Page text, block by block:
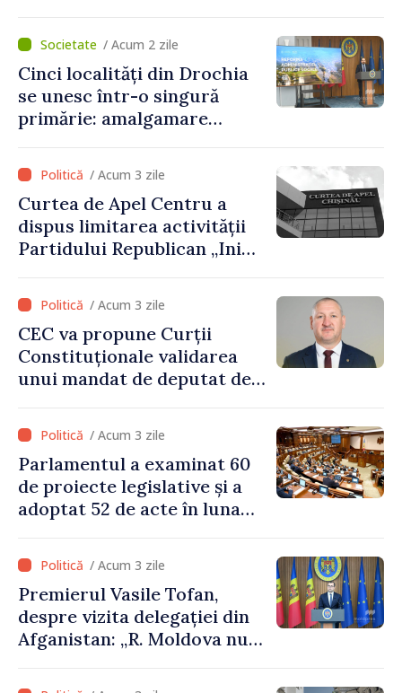
respectate întocmai. Nu s-
au constatat încălcări ale
prevederilor legale”
/ Acum 2 zile
Cinci localități din Drochia
se unesc într-o singură
primărie: amalgamare
stimulente de peste 28 de
milioane de lei oferite de
Guvern
/ Acum 3 zile
Curtea de Apel Centru a
dispus limitarea activității
Partidului Republican „Inima
/ Acum 3 zile
CEC va propune Curții
Constituționale validarea
unui mandat de deputat de
/ Acum 3 zile
Parlamentul a examinat 60
de proiecte legislative și a
adoptat 52 de acte în luna
/ Acum 3 zile
Premierul Vasile Tofan,
despre vizita delegației din
Afganistan: „R. Moldova nu
talibană. Aprobarea acestei